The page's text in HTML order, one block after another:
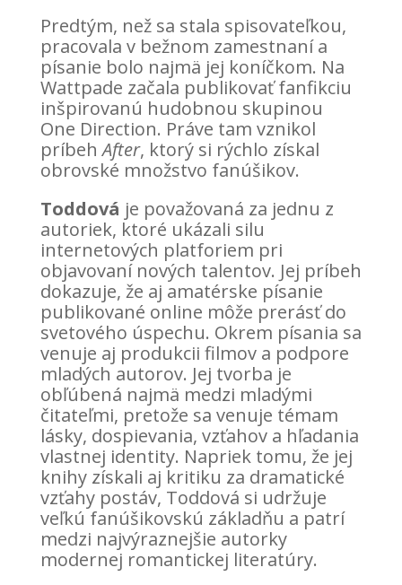
Predtým, než sa stala spisovateľkou,
pracovala v bežnom zamestnaní a
písanie bolo najmä jej koníčkom. Na
Wattpade začala publikovať fanfikciu
inšpirovanú hudobnou skupinou
One Direction. Práve tam vznikol
príbehAfter, ktorý si rýchlo získal
obrovské množstvo fanúšikov.
Toddová je považovaná za jednu z
autoriek, ktoré ukázali silu
internetových platforiem pri
objavovaní nových talentov. Jej príbeh
dokazuje, že aj amatérske písanie
publikované online môže prerásť do
svetového úspechu. Okrem písania sa
venuje aj produkcii filmov a podpore
mladých autorov. Jej tvorba je
obľúbená najmä medzi mladými
čitateľmi, pretože sa venuje témam
lásky, dospievania, vzťahov a hľadania
vlastnej identity. Napriek tomu, že jej
knihy získali aj kritiku za dramatické
vzťahy postáv, Toddová si udržuje
veľkú fanúšikovskú základňu a patrí
medzi najvýraznejšie autorky
modernej romantickej literatúry.